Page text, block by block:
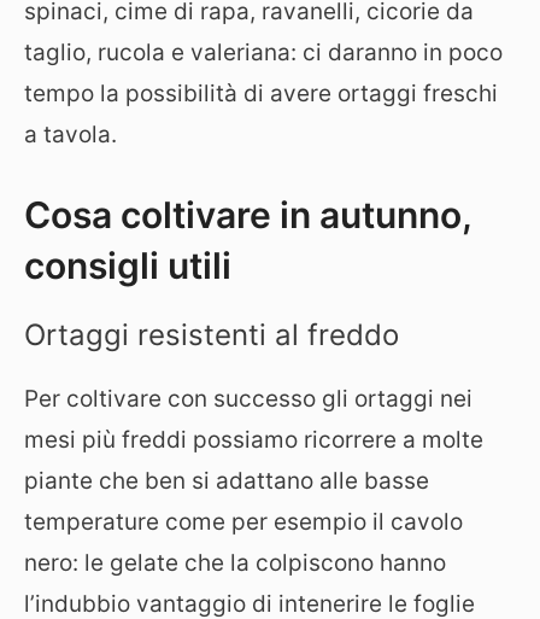
spinaci, cime di rapa, ravanelli, cicorie da
taglio, rucola e valeriana: ci daranno in poco
tempo la possibilità di avere ortaggi freschi
a tavola.
Cosa coltivare in autunno,
consigli utili
Ortaggi resistenti al freddo
Per coltivare con successo gli ortaggi nei
mesi più freddi possiamo ricorrere a molte
piante che ben si adattano alle basse
temperature come per esempio il cavolo
nero: le gelate che la colpiscono hanno
l’indubbio vantaggio di intenerire le foglie